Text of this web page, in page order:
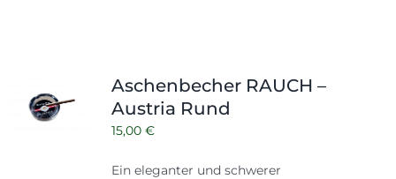
Aschenbecher RAUCH –
Austria Rund
15,00 €
Ein eleganter und schwerer